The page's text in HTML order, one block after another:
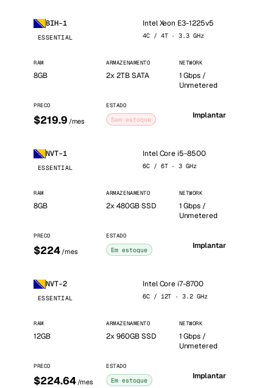
BIH-1
ESSENTIAL
Intel Xeon E3-1225v5
4C / 4T · 3.3 GHz
RAM
8GB
ARMAZENAMENTO
2x 2TB SATA
NETWORK
1 Gbps /
Unmetered
PRECO
$219.9 /mes
ESTADO
Sem estoque Implantar
NVT-1
ESSENTIAL
Intel Core i5-8500
6C / 6T · 3 GHz
RAM
8GB
ARMAZENAMENTO
2x 480GB SSD
NETWORK
1 Gbps /
Unmetered
PRECO
$224 /mes
ESTADO
Em estoque Implantar
NVT-2
ESSENTIAL
Intel Core i7-8700
6C / 12T · 3.2 GHz
RAM
12GB
ARMAZENAMENTO
2x 960GB SSD
NETWORK
1 Gbps /
Unmetered
PRECO
$224.64 /mes
ESTADO
Em estoque Implantar